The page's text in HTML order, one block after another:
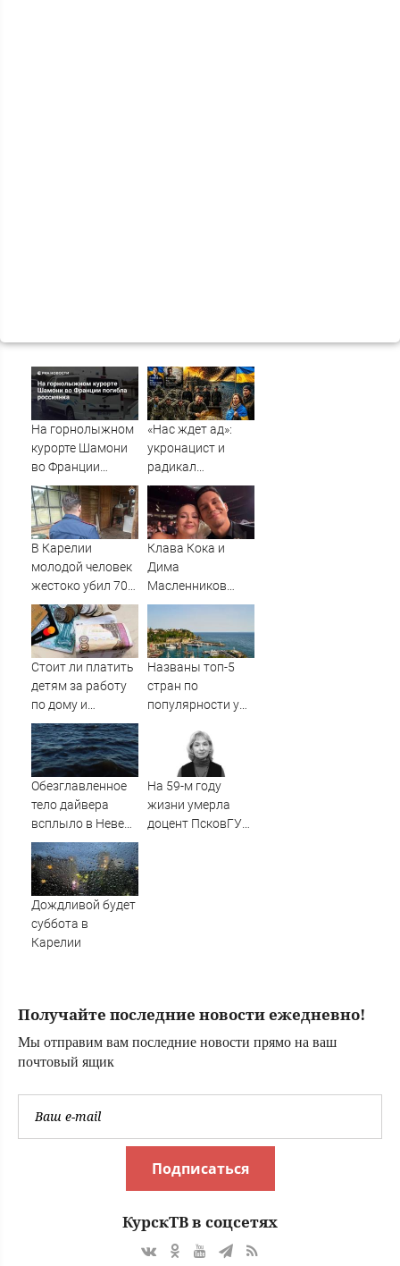
На горнолыжном
курорте Шамони
во Франции
погибла
россиянка
«Нас ждет ад»:
укронацист и
радикал
потребовал
немедленного
мира с Россией. В
чем хитрость?
В Карелии
молодой человек
жестоко убил 70-
летнего соседа
Клава Кока и
Дима
Масленников
сыграли свадьбу
Стоит ли платить
детям за работу
по дому и
хорошие оценки?
Названы топ-5
стран по
популярности у
Обезглавленное
тело дайвера
всплыло в Неве
на седьмые сутки
На 59-м году
жизни умерла
доцент ПсковГУ
Дождливой будет
суббота в
Карелии
Получайте последние новости ежедневно!
Мы отправим вам последние новости прямо на ваш
почтовый ящик
Подписаться
КурскТВ в соцсетях